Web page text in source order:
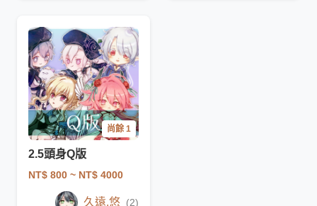
尚餘 1
2.5頭身Q版
NT$ 800 ~ NT$ 4000
久遠.悠 (2)